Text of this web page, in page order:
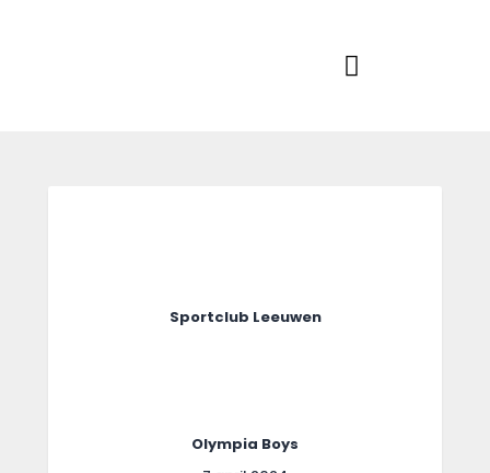
Sportclub Leeuwen
Olympia Boys